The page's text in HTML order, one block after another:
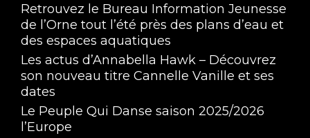
Retrouvez le Bureau Information Jeunesse
de l’Orne tout l’été près des plans d’eau et
des espaces aquatiques
Les actus d’Annabella Hawk – Découvrez
son nouveau titre Cannelle Vanille et ses
dates
Le Peuple Qui Danse saison 2025/2026
l’Europe